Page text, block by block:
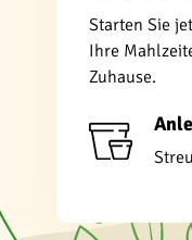
Starten Sie
Ihre
Zuhause.